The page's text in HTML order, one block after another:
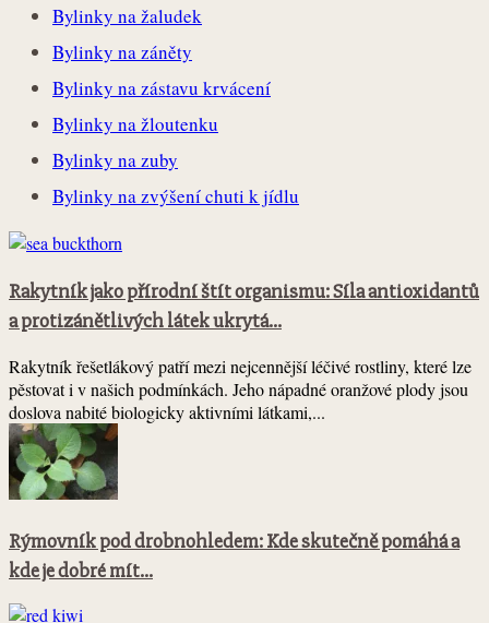
Bylinky na žaludek
Bylinky na záněty
Bylinky na zástavu krvácení
Bylinky na žloutenku
Bylinky na zuby
Bylinky na zvýšení chuti k jídlu
Rakytník jako přírodní štít organismu: Síla antioxidantů
a protizánětlivých látek ukrytá...
Rakytník řešetlákový patří mezi nejcennější léčivé rostliny, které lze
pěstovat i v našich podmínkách. Jeho nápadné oranžové plody jsou
doslova nabité biologicky aktivními látkami,...
Rýmovník pod drobnohledem: Kde skutečně pomáhá a
kde je dobré mít...